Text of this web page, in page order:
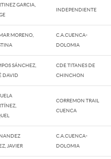
GARCIA,
INDEPENDIENTE
MORENO,
C.A.CUENCA-
DOLOMIA
SÁNCHEZ,
DAVID
CDE TITANES DE
CHINCHON
CORREMON TRAIL
CUENCA
JAVIER
C.A.CUENCA-
DOLOMIA